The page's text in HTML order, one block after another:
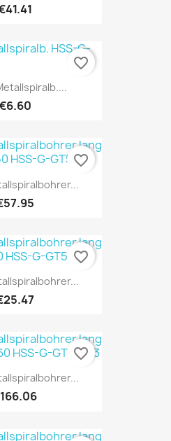
favorite_border
favorite_border
favorite_border
favorite_border